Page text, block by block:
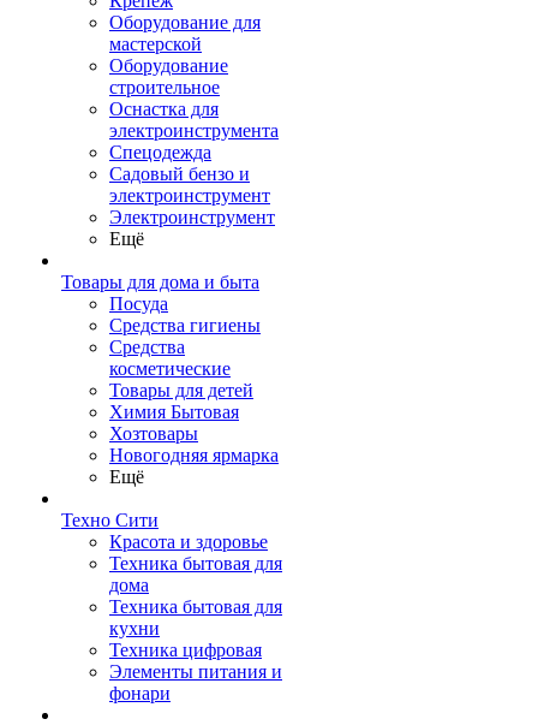
Оборудование для
мастерской
Оборудование
строительное
Оснастка для
электроинструмента
Спецодежда
Садовый бензо и
электроинструмент
Электроинструмент
Ещё
Товары для дома и быта
Посуда
Средства гигиены
Средства
косметические
Товары для детей
Химия Бытовая
Хозтовары
Новогодняя ярмарка
Ещё
Техно Сити
Красота и здоровье
Техника бытовая для
дома
Техника бытовая для
кухни
Техника цифровая
Элементы питания и
фонари